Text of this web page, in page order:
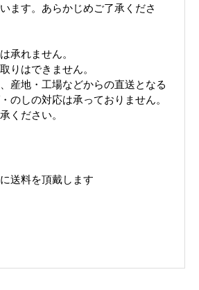
ます。あらかじめご了承くださ
承れません。
りはできません。
産地・工場などからの直送となる
のしの対応は承っておりません。
ください。
送料を頂戴します